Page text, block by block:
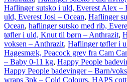
Haflinger sutsko i uld, Everest Alex –
uld, Everest Josi – Ocean, Haflinger
Ocean, haflinger sutsko med rib,
tøfler i uld, Knut til børn – Anthrazit,
voksen – Anthrazit, Haflinger tøfler i
Hagesmæk, Peacock grey fra Cam
– Baby 0-11 kg, Happy People
Happy People badevinger – Barn/
wraps 3pk – Cold Colours, HAPS